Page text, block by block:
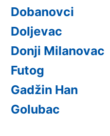
Dobanovci
Doljevac
Donji Milanovac
Futog
Gadžin Han
Golubac